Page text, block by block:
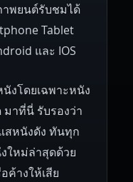
พยนต์รับชมได้
Tablet
และ IOS
งโดยเฉพาะหนัง
าที่นี่ รับรองว่า
สหนังดัง ทันทุก
ใหม่ล่าสุดด้วย
างให้เสีย